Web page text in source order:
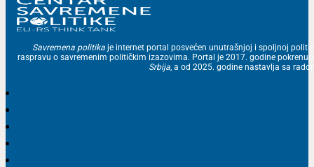
Savremena politika je internet portal posvećen unutrašnjoj i spoljnoj
raspravu o savremenim političkim izazovima. Portal je 2017. godine
Srbija, a od 2025. godine nastavlja sa